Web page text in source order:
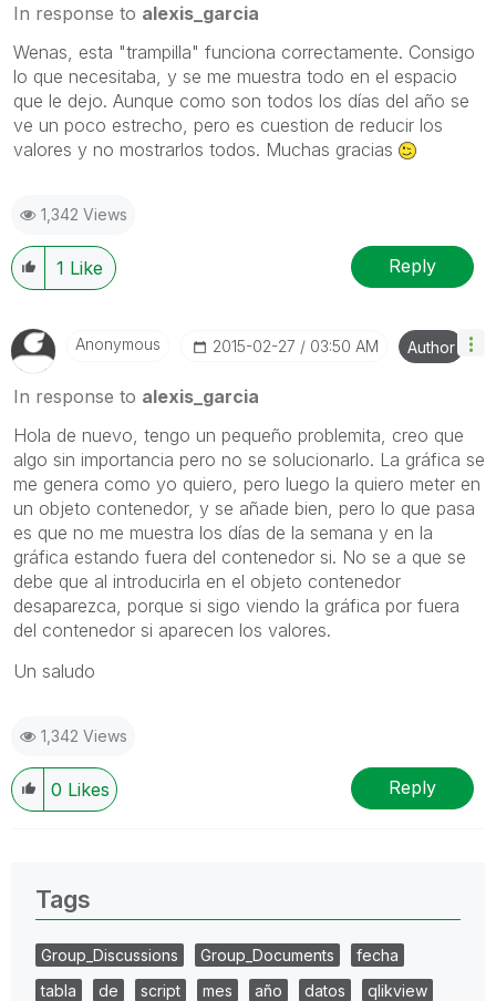
In response to alexis_garcia
Wenas, esta "trampilla" funciona correctamente. Consigo
lo que necesitaba, y se me muestra todo en el espacio
que le dejo. Aunque como son todos los días del año se
ve un poco estrecho, pero es cuestion de reducir los
valores y no mostrarlos todos. Muchas gracias
1,342 Views
1 Like Reply
Anonymous ‎2015-02-27 03:50 AM Author
In response to alexis_garcia
Hola de nuevo, tengo un pequeño problemita, creo que
algo sin importancia pero no se solucionarlo. La gráfica se
me genera como yo quiero, pero luego la quiero meter en
un objeto contenedor, y se añade bien, pero lo que pasa
es que no me muestra los días de la semana y en la
gráfica estando fuera del contenedor si. No se a que se
debe que al introducirla en el objeto contenedor
desaparezca, porque si sigo viendo la gráfica por fuera
del contenedor si aparecen los valores.
Un saludo
1,342 Views
0 Likes Reply
Tags
Group_Discussions Group_Documents
fecha
tabla
de script mes año datos
qlikview